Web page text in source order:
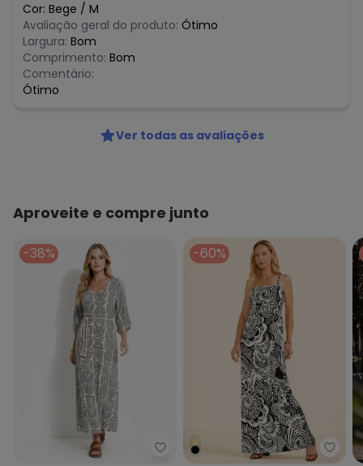
Cor: Bege / M
Avaliação geral do produto: Ótimo
Largura: Bom
Comprimento: Bom
Comentário:
Ótimo
Ver todas as avaliações
Aproveite e compre junto
-38%
Quintess - Vestido Étnico
-60%